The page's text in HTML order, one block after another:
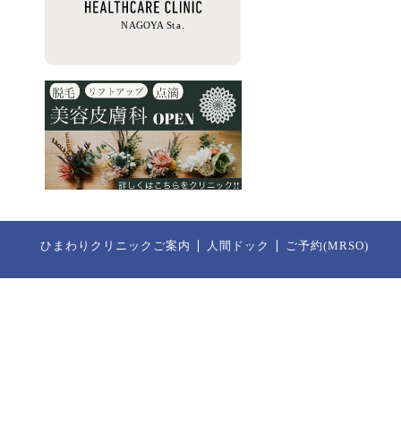
ひまわりクリニックご案内 人間ドック ご予約(MRSO)